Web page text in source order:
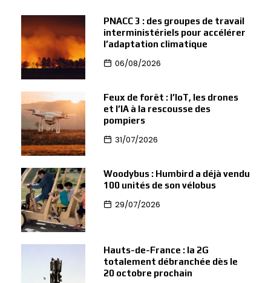
PNACC 3 : des groupes de travail
interministériels pour accélérer
l’adaptation climatique
06/08/2026
Feux de forêt : l’IoT, les drones
et l’IA à la rescousse des
pompiers
31/07/2026
Woodybus : Humbird a déjà vendu
100 unités de son vélobus
29/07/2026
Hauts-de-France : la 2G
totalement débranchée dès le
20 octobre prochain